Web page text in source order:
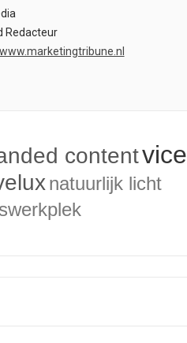
Redacteur
contentvice
natuurlijk licht